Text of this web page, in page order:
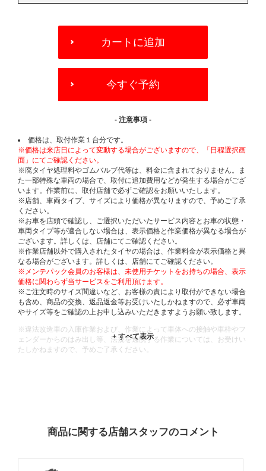
OPTIONS
カートに追加
今すぐ予約
- 注意事項 -
価格は、取付作業１台分です。
※価格は来店日によって変動する場合がございますので、「日程選択画
面」にてご確認ください。
※廃タイヤ処理料やゴムバルブ代等は、料金に含まれておりません。ま
た一部特殊な車両の場合で、取付に追加費用などが発生する場合がござ
います。作業前に、取付店舗で必ずご確認をお願いいたします。
※店舗、車両タイプ、サイズにより価格が異なりますので、予めご了承
ください。
※お車を店頭で確認し、ご選択いただいたサービス内容とお車の状態・
車両タイプ等が適合しない場合は、表示価格と作業価格が異なる場合が
ございます。詳しくは、店舗にてご確認ください。
※作業店舗以外で購入されたタイヤの場合は、作業料金が表示価格と異
なる場合がございます。詳しくは、店舗にてご確認ください。
※メンテパック会員のお客様は、未使用チケットをお持ちの場合、表示
価格に関わらず当サービスをご利用頂けます。
※ご注文時のサイズ間違いなど、お客様の責により取付ができない場合
も含め、商品の交換、返品返金等お受けいたしかねますので、必ず車両
やサイズ等をご確認の上お申し込みいただきますようお願い致します。
※違法改造車の入庫作業および、作業によって車体への接触や車枠やフ
ェンダーからのはみ出し等、法規を逸脱する作業については、お受けい
たしかねますので、予めご了承ください。
商品に関する店舗スタッフのコメント